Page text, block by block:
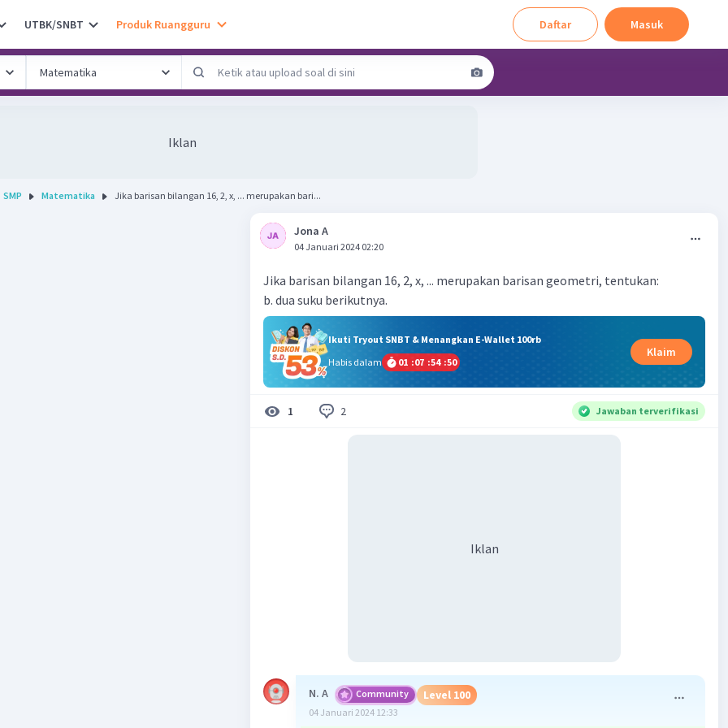
UTBK/SNBT Produk Ruangguru Daftar Masuk
Iklan
SMP Matematika Jika barisan bilangan 16, 2, x, ... merupakan bari...
Jona A
04 Januari 2024 02:20
Jika barisan bilangan 16, 2, x, ... merupakan barisan geometri, tentukan:
b. dua suku berikutnya.
Ikuti Tryout SNBT & Menangkan E-Wallet 100rb
Habis dalam
01 :07 :54 :49
Klaim
1 2 Jawaban terverifikasi
Iklan
N. A Community Level 100
04 Januari 2024 12:33